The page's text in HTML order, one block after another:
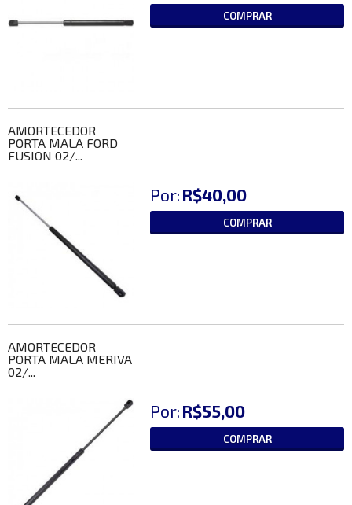
COMPRAR
AMORTECEDOR
PORTA MALA FORD
FUSION 02/...
Por: R$40,00
COMPRAR
AMORTECEDOR
PORTA MALA MERIVA
02/...
Por: R$55,00
COMPRAR